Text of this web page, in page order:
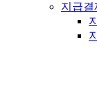
지급결